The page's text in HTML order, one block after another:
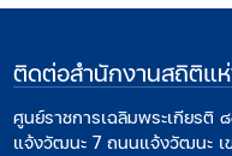
ติดต่อสำนักงานสถิติแ
ศูนย์ราชการเฉลิมพระเกียรติ
แจ้งวัฒนะ 7 ถนนแจ้งวัฒนะ เ